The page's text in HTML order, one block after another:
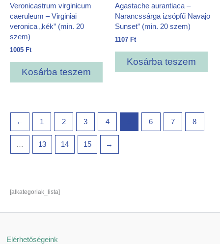
Veronicastrum virginicum
caeruleum – Virginiai
veronica „kék” (min. 20
szem)
1005 Ft
Kosárba teszem
Agastache aurantiaca –
Narancssárga izsópfű Navajo
Sunset” (min. 20 szem)
1107 Ft
Kosárba teszem
← 1 2 3 4 6 7 8
… 13 14 15 →
[alkategoriak_lista]
Elérhetőségeink